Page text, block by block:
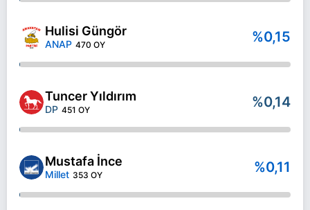
Hulisi Güngör
ANAP 470 OY %0,15
Tuncer Yıldırım
DP 451 OY %0,14
Mustafa İnce
Millet 353 OY %0,11